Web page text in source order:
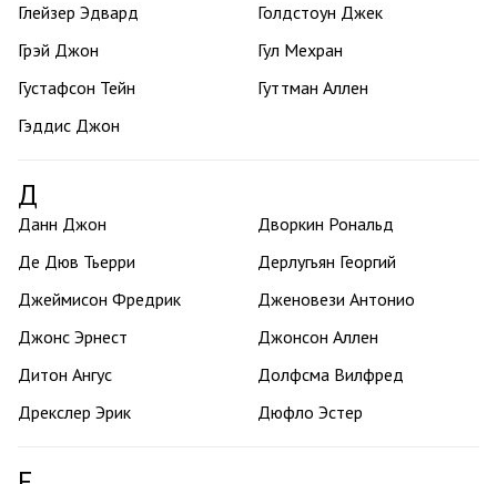
Глейзер Эдвард
Голдстоун Джек
Грэй Джон
Гул Мехран
Густафсон Тейн
Гуттман Аллен
Гэддис Джон
Д
Данн Джон
Дворкин Рональд
Де Дюв Тьерри
Дерлугьян Георгий
Джеймисон Фредрик
Дженовези Антонио
Джонс Эрнест
Джонсон Аллен
Дитон Ангус
Долфсма Вилфред
Дрекслер Эрик
Дюфло Эстер